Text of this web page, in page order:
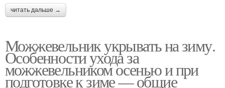
читать дальше →
Можжевельник укрывать на зиму.
Особенности ухода за
можжевельником осенью и при
подготовке к зиме — общие